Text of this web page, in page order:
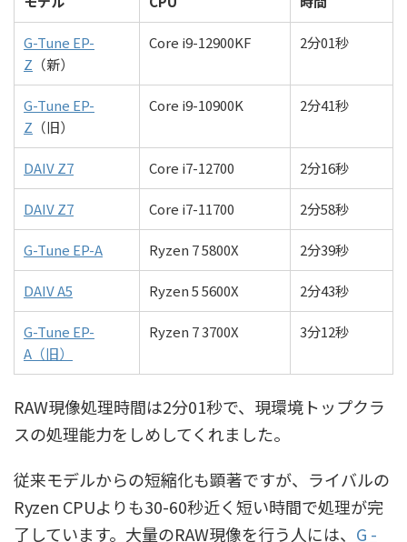
G-Tune EP-
Z （新）
Core i9-12900KF 2分01秒
G-Tune EP-
Z （旧）
Core i9-10900K 2分41秒
DAIV Z7 Core i7-12700 2分16秒
DAIV Z7 Core i7-11700 2分58秒
G-Tune EP-A Ryzen 7 5800X 2分39秒
DAIV A5 Ryzen 5 5600X 2分43秒
G-Tune EP-
A（旧）
Ryzen 7 3700X 3分12秒
RAW現像処理時間は2分01秒で、現環境トップクラ
スの処理能力をしめしてくれました。
従来モデルからの短縮化も顕著ですが、ライバルの
Ryzen CPUよりも30-60秒近く短い時間で処理が完
了しています。大量のRAW現像を行う人には、 G -